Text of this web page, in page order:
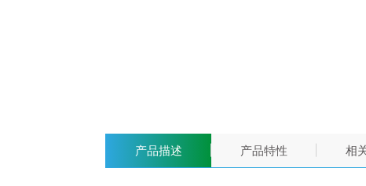
产品描述 产品特性 相